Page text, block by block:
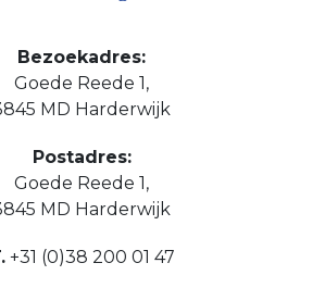
Bezoekadres:
Goede Reede 1,
MD Harderwijk
Postadres:
Goede Reede 1,
MD Harderwijk
+31 (0)38 200 01 47